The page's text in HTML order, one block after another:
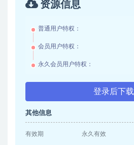
资源信息
普通用户特权：
会员用户特权：
永久会员用户特权：
登录后下载
其他信息
有效期 永久有效